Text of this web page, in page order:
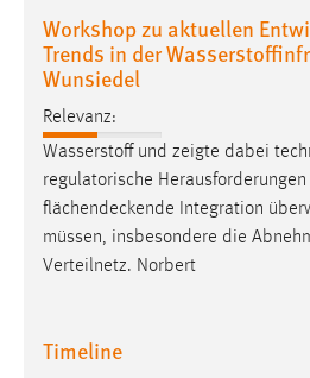
Workshop zu aktuellen
Trends in der
Wunsiedel
Relevanz:
Wasserstoff und zeigte dabei
regulatorische
flächendeckende Integration
müssen, insbesondere die
Verteilnetz. Norbert
Timeline
Login
Name:
fe_user, be_user,
Zweck:
Dieser Cookie ist notwendig um
einloggen zu können.
Cookie Laufzeit:
24 Stunden